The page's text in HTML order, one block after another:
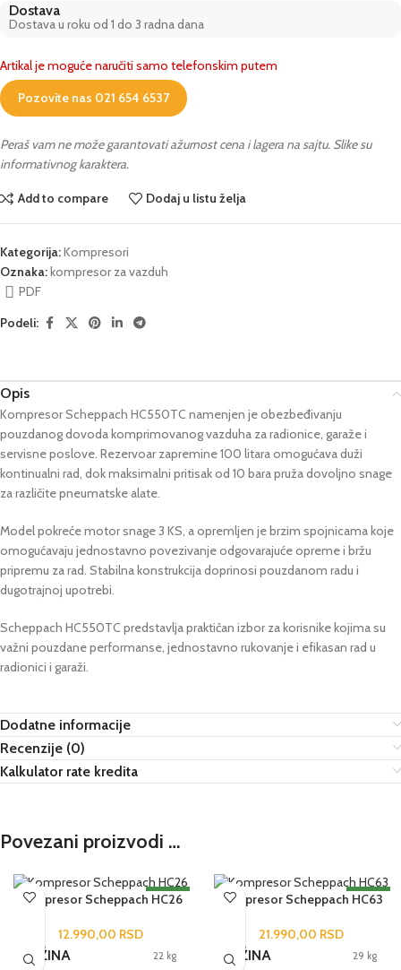
Dostava
Dostava u roku od 1 do 3 radna dana
Artikal je moguće naručiti samo telefonskim putem
Pozovite nas 021 654 6537
Peraš vam ne može garantovati ažurnost cena i lagera na sajtu. Slike su
informativnog karaktera.
Add to compare Dodaj u listu želja
Kategorija:Kompresori
Oznaka:kompresor za vazduh
PDF
Podeli:
Opis
Kompresor Scheppach HC550TC namenjen je obezbeđivanju
pouzdanog dovoda komprimovanog vazduha za radionice, garaže i
servisne poslove. Rezervoar zapremine 100 litara omogućava duži
kontinualni rad, dok maksimalni pritisak od 10 bara pruža dovoljno snage
za različite pneumatske alate.
Model pokreće motor snage 3 KS, a opremljen je brzim spojnicama koje
omogućavaju jednostavno povezivanje odgovarajuće opreme i bržu
pripremu za rad. Stabilna konstrukcija doprinosi pouzdanom radu i
dugotrajnoj upotrebi.
Scheppach HC550TC predstavlja praktičan izbor za korisnike kojima su
važni pouzdane performanse, jednostavno rukovanje i efikasan rad u
radionici i garaži.
Dodatne informacije
Recenzije (0)
Kalkulator rate kredita
Povezani proizvodi …
NOVO
Kompresor Scheppach HC26
12.990,00 RSD
TEŽINA 22 kg
NOVO
Kompresor Scheppach HC63
21.990,00 RSD
TEŽINA 29 kg